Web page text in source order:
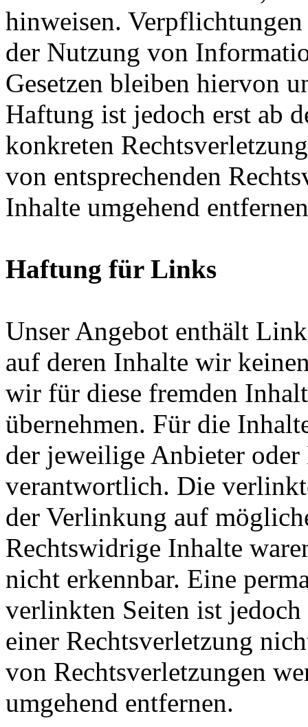
hinweisen.
der Nutzung von
Gesetzen bleiben hiervon
Haftung ist jedoch erst ab
konkreten
von entsprechenden
Inhalte umgehend
Haftung für Links
Unser Angebot enthält
auf deren Inhalte wir
wir für diese fremden
übernehmen. Für die
der jeweilige Anbieter oder
verantwortlich. Die
der Verlinkung auf
Rechtswidrige Inhalte
nicht erkennbar. Eine
verlinkten Seiten ist
einer Rechtsverletzung
von Rechtsverletzungen
umgehend entfernen.